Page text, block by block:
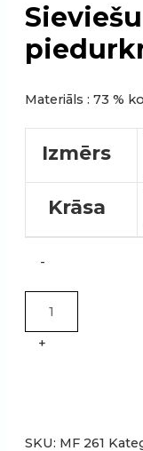
Materiāls : 73 %
Izmērs
Krāsa
Sieviešu
īsām
-
+
SKU: MF 261